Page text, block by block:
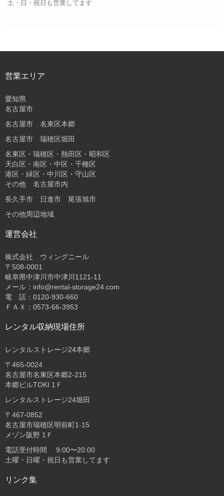
土・日・祝日も営業してます
営業エリア
愛知県
名古屋市
名古屋市 名東区本郷
名古屋市 瑞穂区堀田
名東区・瑞穂区・熱田区・昭和区
天白区・南区・中区・千種区
港区・緑区・中川区・守山区
その他 名古屋市内
長久手市 日進市 尾張旭市
その他周辺地域
運営会社
株式会社 ウィングニール
〒508-0001
岐阜県中津川市中津川1121-11
メール：info@rental-storage24.com
電 話：0120-930-660
ＦＡＸ：0573-66-3953
レンタル収納現場住所
レンタルストレージ24本郷
〒465-0024
名古屋市名東区本郷2-215
本郷ビルTOKI 1Ｆ
レンタルストレージ24堀田
〒467-0852
名古屋市瑞穂区明前町1-15
メゾン阪野 1Ｆ
電話受付時間 9:00〜20:00
土曜・日曜・祝日も営業してます
リンク集